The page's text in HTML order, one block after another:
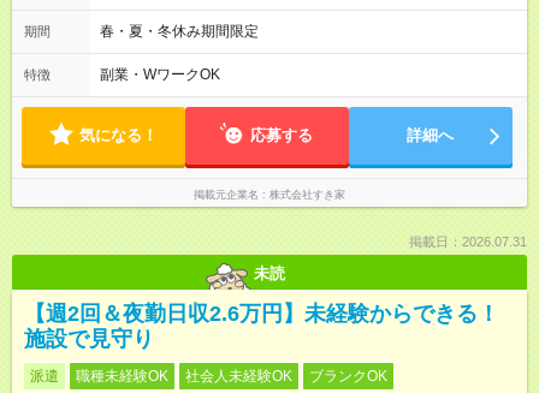
2h～OK ＜シフト例＞ 〇朝帯 5:00-9:00 〇昼帯 9:00-14:00 〇午
後帯 14:00-18:00 〇夜帯 18:00-22:00 〇深夜帯 22:00-翌5:00 基
ます♪
期間 春・夏・冬休み期間限定
特徴 副業・WワークOK
気になる！ 応募する 詳細へ
掲載元企業名 株式会社すき家
掲載日：2026.07.31
未読
【週2回＆夜勤日収2.6万円】未経験からできる！
施設で見守り
派遣 職種未経験OK 社会人未経験OK
ブランクOK